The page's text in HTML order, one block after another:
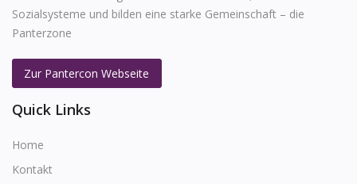
Sozialsysteme und bilden eine starke Gemeinschaft – die
Panterzone
Zur Pantercon Webseite
Quick Links
Home
Kontakt